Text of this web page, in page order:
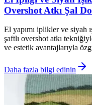
Overshot Atkı Şal
El yapımı iplikler ve siyah
şaftlı overshot atkı
ve estetik avantajlarıyla
Daha fazla bilgi edinin